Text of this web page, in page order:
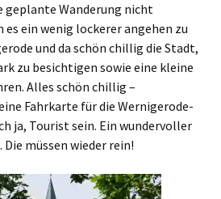
geplante Wanderung nicht
ein wenig lockerer angehen zu
und da schön chillig die Stadt,
zu besichtigen sowie eine kleine
Alles schön chillig –
Fahrkarte für die Wernigerode-
ja, Tourist sein. Ein wundervoller
Die müssen wieder rein!